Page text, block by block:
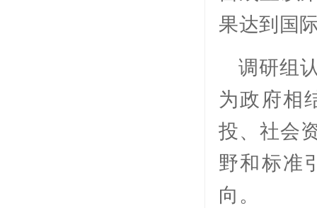
果达到国
调研组
为政府相
投、社会
野和标准
向。